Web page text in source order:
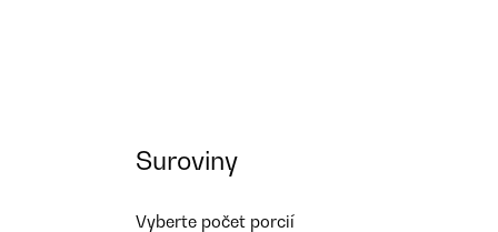
Suroviny
Vyberte počet porcií